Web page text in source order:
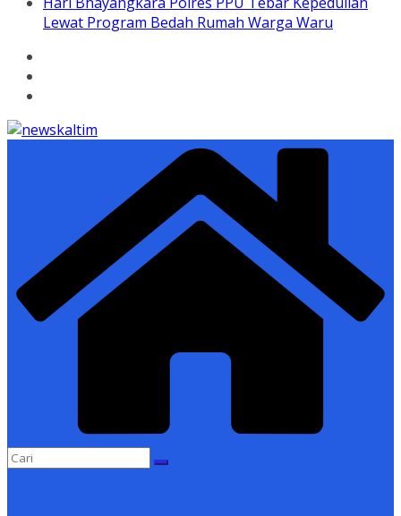
Lewat Program Bedah Rumah Warga Waru